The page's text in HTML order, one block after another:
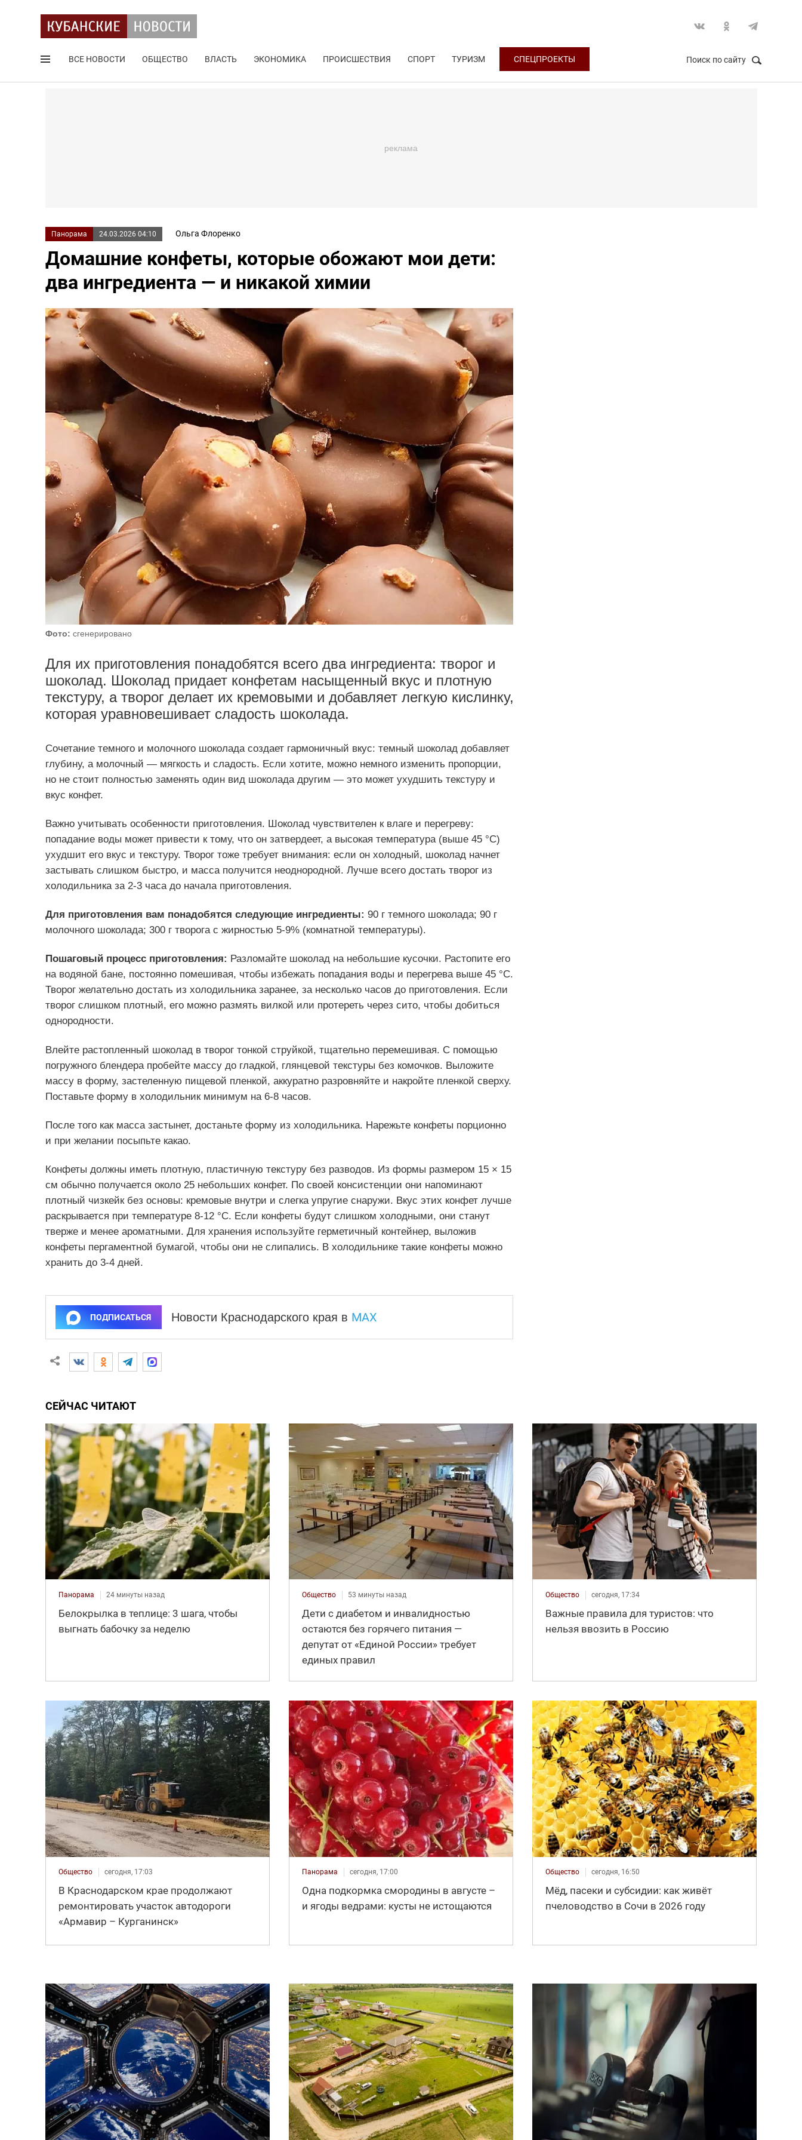
ВСЕ НОВОСТИ ОБЩЕСТВО ВЛАСТЬ ЭКОНОМИКА ПРОИСШЕСТВИЯ СПОРТ ТУРИЗМ СПЕЦПРОЕКТЫ Поиск по сайту
Панорама 24.03.2026 04:10 Ольга Флоренко
Домашние конфеты, которые обожают мои дети:
два ингредиента — и никакой химии
Фото: сгенерировано
Для их приготовления понадобятся всего два ингредиента: творог и
шоколад. Шоколад придает конфетам насыщенный вкус и плотную
текстуру, а творог делает их кремовыми и добавляет легкую кислинку,
которая уравновешивает сладость шоколада.
Сочетание темного и молочного шоколада создает гармоничный вкус: темный шоколад добавляет
глубину, а молочный — мягкость и сладость. Если хотите, можно немного изменить пропорции,
но не стоит полностью заменять один вид шоколада другим — это может ухудшить текстуру и
вкус конфет.
Важно учитывать особенности приготовления. Шоколад чувствителен к влаге и перегреву:
попадание воды может привести к тому, что он затвердеет, а высокая температура (выше 45 °C)
ухудшит его вкус и текстуру. Творог тоже требует внимания: если он холодный, шоколад начнет
застывать слишком быстро, и масса получится неоднородной. Лучше всего достать творог из
холодильника за 2-3 часа до начала приготовления.
Для приготовления вам понадобятся следующие ингредиенты: 90 г темного шоколада; 90 г
молочного шоколада; 300 г творога с жирностью 5-9% (комнатной температуры).
Пошаговый процесс приготовления: Разломайте шоколад на небольшие кусочки. Растопите его
на водяной бане, постоянно помешивая, чтобы избежать попадания воды и перегрева выше 45 °C.
Творог желательно достать из холодильника заранее, за несколько часов до приготовления. Если
творог слишком плотный, его можно размять вилкой или протереть через сито, чтобы добиться
однородности.
Влейте растопленный шоколад в творог тонкой струйкой, тщательно перемешивая. С помощью
погружного блендера пробейте массу до гладкой, глянцевой текстуры без комочков. Выложите
массу в форму, застеленную пищевой пленкой, аккуратно разровняйте и накройте пленкой сверху.
Поставьте форму в холодильник минимум на 6-8 часов.
После того как масса застынет, достаньте форму из холодильника. Нарежьте конфеты порционно
и при желании посыпьте какао.
Конфеты должны иметь плотную, пластичную текстуру без разводов. Из формы размером 15 × 15
см обычно получается около 25 небольших конфет. По своей консистенции они напоминают
плотный чизкейк без основы: кремовые внутри и слегка упругие снаружи. Вкус этих конфет лучше
раскрывается при температуре 8-12 °C. Если конфеты будут слишком холодными, они станут
тверже и менее ароматными. Для хранения используйте герметичный контейнер, выложив
конфеты пергаментной бумагой, чтобы они не слипались. В холодильнике такие конфеты можно
хранить до 3-4 дней.
ПОДПИСАТЬСЯ Новости Краснодарского края в MAX
СЕЙЧАС ЧИТАЮТ
Панорама 24 минуты назад
Белокрылка в теплице: 3 шага, чтобы
выгнать бабочку за неделю
Общество 53 минуты назад
Дети с диабетом и инвалидностью
остаются без горячего питания —
депутат от «Единой России» требует
единых правил
Общество сегодня, 17:34
Важные правила для туристов: что
нельзя ввозить в Россию
Общество сегодня, 17:03
В Краснодарском крае продолжают
ремонтировать участок автодороги
«Армавир – Курганинск»
Панорама сегодня, 17:00
Одна подкормка смородины в августе –
и ягоды ведрами: кусты не истощаются
Общество сегодня, 16:50
Мёд, пасеки и субсидии: как живёт
пчеловодство в Сочи в 2026 году